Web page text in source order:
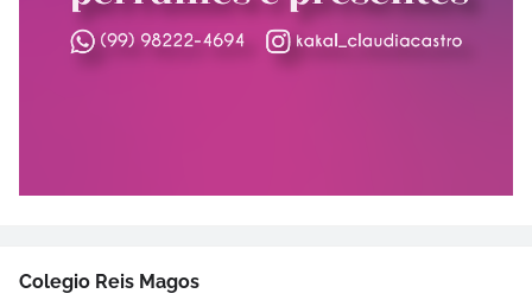
Colegio Reis Magos